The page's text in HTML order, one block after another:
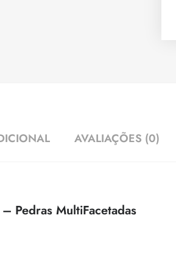
AVALIAÇÕES (0)
Pedras MultiFacetadas